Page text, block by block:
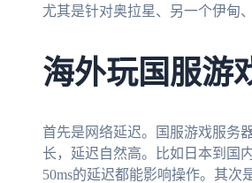
尤其是针对奥拉星、另一个伊甸
海外玩国服游
首先是网络延迟。国服游戏服务
长，延迟自然高。比如日本到国
50ms的延迟都能影响操作。其